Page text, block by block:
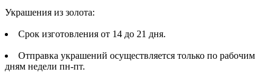
Украшения из золота:
Срок изготовления от 14 до 21 дня.
Отправка украшений осуществляется только по рабочим
дням недели пн-пт.